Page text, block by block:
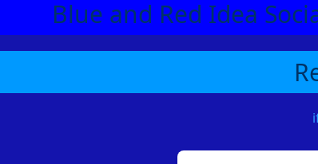
Blue and Red Idea